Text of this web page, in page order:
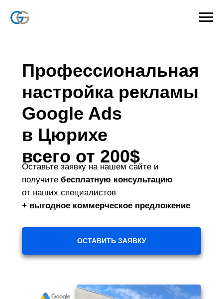
Профессиональная
настройка рекламы
Google Ads
в Цюрихе
всего от 200$
Оставьте заявку на нашем сайте и
получите бесплатную консультацию
от наших специалистов
+ выгодное коммерческое предложение
ОСТАВИТЬ ЗАЯВКУ